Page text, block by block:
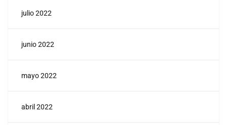
julio 2022
junio 2022
mayo 2022
abril 2022